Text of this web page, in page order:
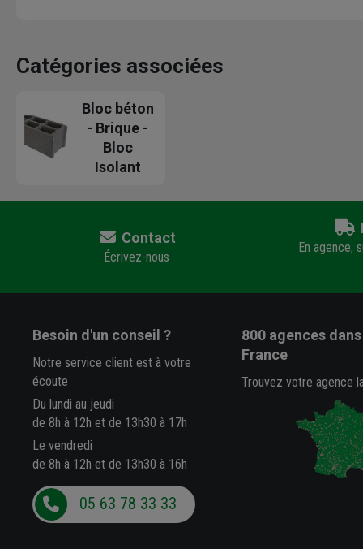
Catégories associées
Bloc béton
- Brique -
Bloc
Isolant
Contact
Écrivez-nous
En agence,
Besoin d'un conseil ?
Notre service client est à votre
écoute
Du lundi au jeudi
de 8h à 12h et de 13h30 à 17h
Le vendredi
de 8h à 12h et de 13h30 à 16h
05 63 78 33 33
800 agences
France
Trouvez votre agence